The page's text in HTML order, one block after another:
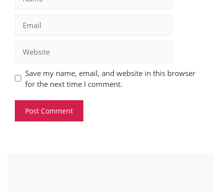
Save my name, email, and website in this browser
for the next time I comment.